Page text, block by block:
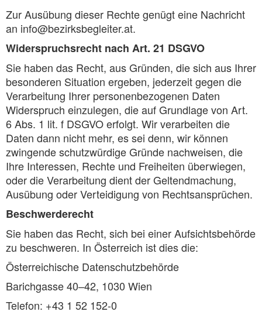
Zur Ausübung dieser Rechte genügt eine Nachricht
an info@bezirksbegleiter.at.
Widerspruchsrecht nach Art. 21 DSGVO
Sie haben das Recht, aus Gründen, die sich aus Ihrer
besonderen Situation ergeben, jederzeit gegen die
Verarbeitung Ihrer personenbezogenen Daten
Widerspruch einzulegen, die auf Grundlage von Art.
6 Abs. 1 lit. f DSGVO erfolgt. Wir verarbeiten die
Daten dann nicht mehr, es sei denn, wir können
zwingende schutzwürdige Gründe nachweisen, die
Ihre Interessen, Rechte und Freiheiten überwiegen,
oder die Verarbeitung dient der Geltendmachung,
Ausübung oder Verteidigung von Rechtsansprüchen.
Beschwerderecht
Sie haben das Recht, sich bei einer Aufsichtsbehörde
zu beschweren. In Österreich ist dies die:
Österreichische Datenschutzbehörde
Barichgasse 40–42, 1030 Wien
Telefon: +43 1 52 152-0